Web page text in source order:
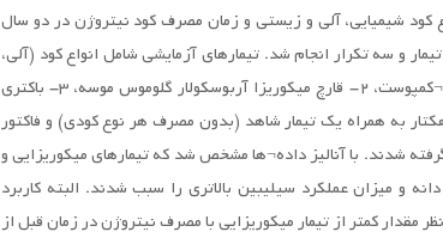
کود شیمیایی، آلی و زیستی و زمان مصرف کود نیتروژن در دو سال
زراعی (96-1394) آزمایشی به صورت فاکتوریل در قالب طرح بلوک¬های کامل تصادفی با 18 تیمار و سه تکرار انجام شد. تیمارهای آزمایشی شامل انواع کود (آلی،
زیستی و شیمیایی) و زمان مصرف کود نیتروژن بودند. فاکتور اول، انواع کود شامل 1- ورمی¬کمپوست، 2- قارچ میکوریزا آربوسکولار گلوموس موسه، 3- باکتری
فسفر 80 کیلوگرم در هکتار، 5- کود فسفر 100 کیلوگرم در هکتار به همراه یک تیمار شاهد (بدون مصرف هر نوع کودی) و فاکتور
شدند. با آنالیز داده¬ها مشخص شد که تیمارهای میکوریزایی و
و میزان عملکرد سیلیبین بالاتری را سبب شدند. البته کاربرد
کمتر از تیمار میکوریزایی با مصرف نیتروژن در زمان قبل از